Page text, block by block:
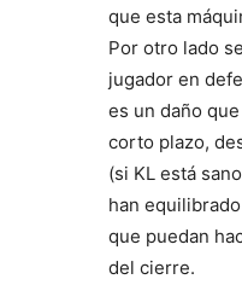
que esta
Por otro lado
jugador en
es un daño
corto plazo,
(si KL está
han
que puedan
del cierre.